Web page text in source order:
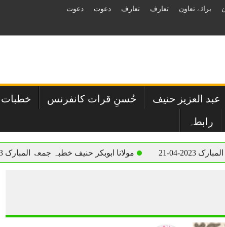
برائے تعاون تعارف تعارف دعوت دعوت
عبد العزیز حنیف حُسنِ قرات کانفرنس خطبات
رابطہ
مولانا ابوبکر حنیف خطبہ جمعۃ المبارک 2023-04-21